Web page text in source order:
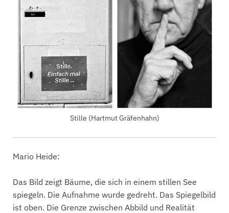
Stille (Hartmut Gräfenhahn)
Mario Heide:
Das Bild zeigt Bäume, die sich in einem stillen See
spiegeln. Die Aufnahme wurde gedreht. Das Spiegelbild
ist oben. Die Grenze zwischen Abbild und Realität